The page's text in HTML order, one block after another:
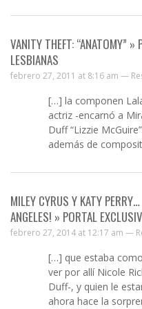
VANITY THEFT: “ANATOMY” »
LESBIANAS
febrero 27, 2011 at 8:16 am —
[…] la componen
actriz -encarnó a
Duff “Lizzie
además de
MILEY CYRUS Y KATY
ANGELES! » PORTAL
febrero 27, 2014 at 12:17 am —
[…] que estaba
ver por allí Nicole
Duff-, y quien le
ahora hace la